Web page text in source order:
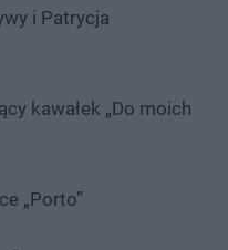
i Patrycja
kawałek „Do moich
„Porto”